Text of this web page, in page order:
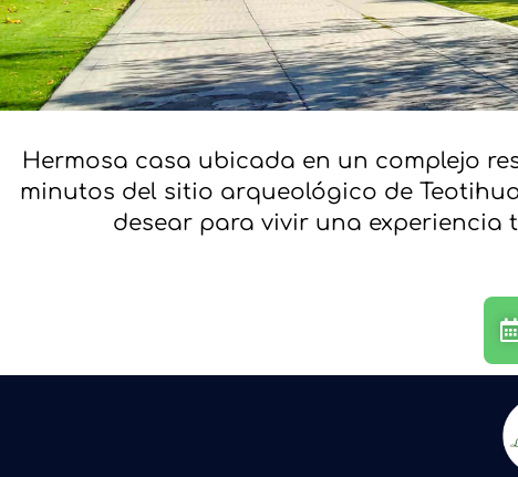
Hermosa casa ubicada en un complejo
minutos del sitio arqueológico de
desear para vivir una